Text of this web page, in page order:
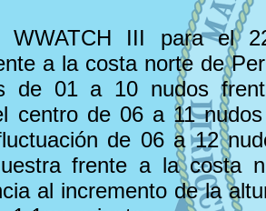
WWATCH III para el
a la costa norte de
de 01 a 10 nudos
centro de 06 a 11
de 06 a 12
frente a la costa
al incremento de la